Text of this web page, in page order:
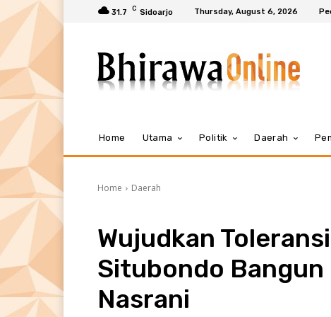
31.7 C Sidoarjo Thursday, August 6, 2026
Home Utama Politik Daerah
Home Daerah
Wujudkan
Situbondo Bangun
Nasrani